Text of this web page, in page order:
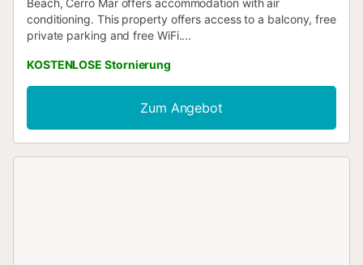
Beach, Cerro Mar offers accommodation with air
conditioning. This property offers access to a balcony, free
private parking and free WiFi....
KOSTENLOSE Stornierung
Zum Angebot